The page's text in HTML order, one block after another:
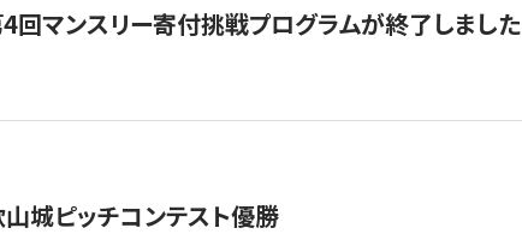
回マンスリー寄付挑戦プログラムが終了しました
城ピッチコンテスト優勝